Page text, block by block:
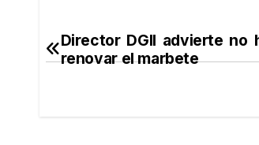
Navegación
Director DGII advierte no
renovar el marbete